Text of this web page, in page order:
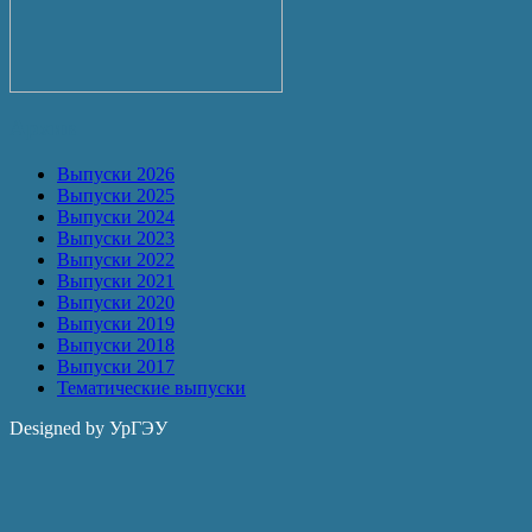
Выпуски 2026
Выпуски 2025
Выпуски 2024
Выпуски 2023
Выпуски 2022
Выпуски 2021
Выпуски 2020
Выпуски 2019
Выпуски 2018
Выпуски 2017
Тематические выпуски
Designed by УрГЭУ